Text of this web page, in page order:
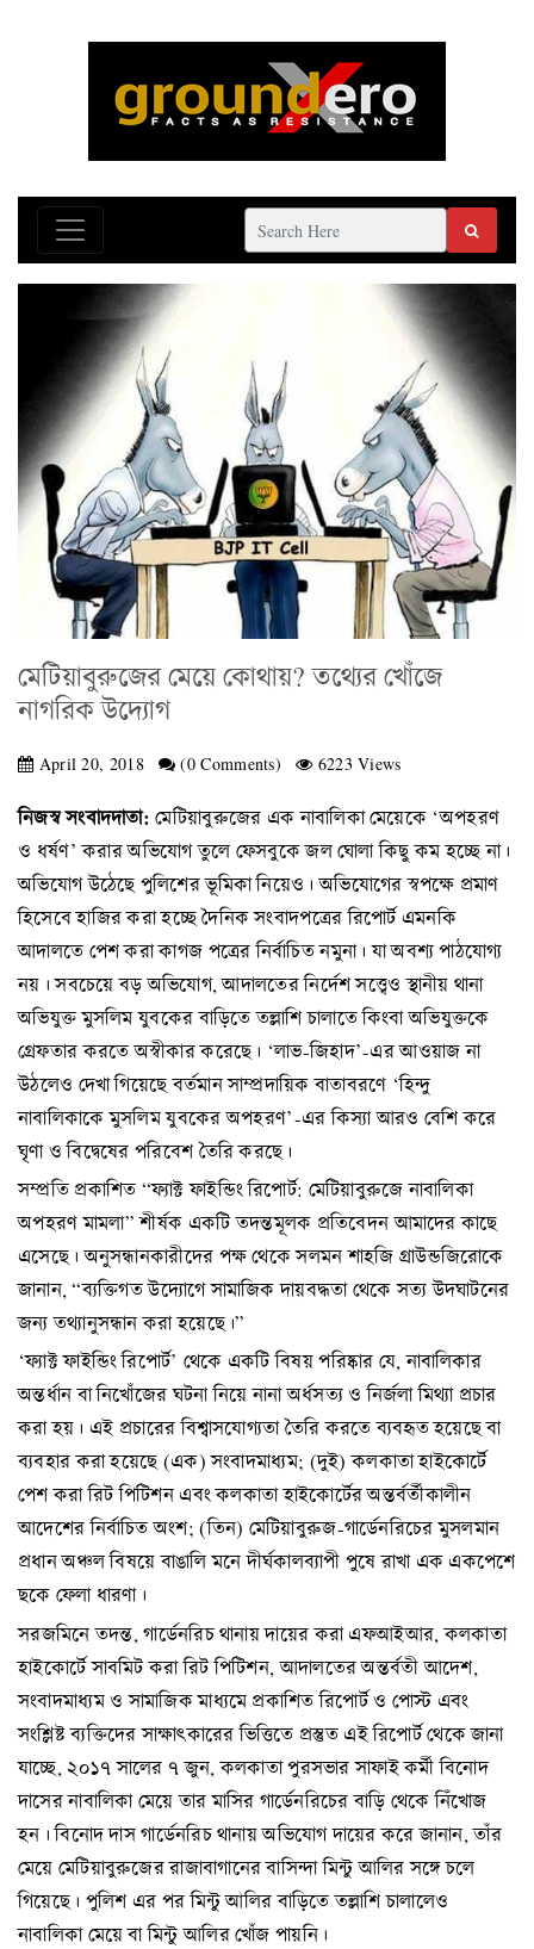
মেটিয়াবুরুজের মেয়ে কোথায়? তথ্যের খোঁজে
নাগরিক উদ্যোগ
April 20, 2018 (0 Comments) 6223 Views
নিজস্ব সংবাদদাতা: মেটিয়াবুরুজের এক নাবালিকা মেয়েকে ‘অপহরণ
ও ধর্ষণ’ করার অভিযোগ তুলে ফেসবুকে জল ঘোলা কিছু কম হচ্ছে না।
অভিযোগ উঠেছে পুলিশের ভূমিকা নিয়েও। অভিযোগের স্বপক্ষে প্রমাণ
হিসেবে হাজির করা হচ্ছে দৈনিক সংবাদপত্রের রিপোর্ট এমনকি
আদালতে পেশ করা কাগজ পত্রের নির্বাচিত নমুনা। যা অবশ্য পাঠযোগ্য
নয়। সবচেয়ে বড় অভিযোগ, আদালতের নির্দেশ সত্ত্বেও স্থানীয় থানা
অভিযুক্ত মুসলিম যুবকের বাড়িতে তল্লাশি চালাতে কিংবা অভিযুক্তকে
গ্রেফতার করতে অস্বীকার করেছে। ‘লাভ-জিহাদ’-এর আওয়াজ না
উঠলেও দেখা গিয়েছে বর্তমান সাম্প্রদায়িক বাতাবরণে ‘হিন্দু
নাবালিকাকে মুসলিম যুবকের অপহরণ’-এর কিস্যা আরও বেশি করে
ঘৃণা ও বিদ্বেষের পরিবেশ তৈরি করছে।
সম্প্রতি প্রকাশিত “ফ্যাক্ট ফাইন্ডিং রিপোর্ট: মেটিয়াবুরুজে নাবালিকা
অপহরণ মামলা” শীর্ষক একটি তদন্তমূলক প্রতিবেদন আমাদের কাছে
এসেছে। অনুসন্ধানকারীদের পক্ষ থেকে সলমন শাহজি গ্রাউন্ডজিরোকে
জানান, “ব্যক্তিগত উদ্যোগে সামাজিক দায়বদ্ধতা থেকে সত্য উদঘাটনের
জন্য তথ্যানুসন্ধান করা হয়েছে।”
‘ফ্যাক্ট ফাইন্ডিং রিপোর্ট’ থেকে একটি বিষয় পরিষ্কার যে, নাবালিকার
অন্তর্ধান বা নিখোঁজের ঘটনা নিয়ে নানা অর্ধসত্য ও নির্জলা মিথ্যা প্রচার
করা হয়। এই প্রচারের বিশ্বাসযোগ্যতা তৈরি করতে ব্যবহৃত হয়েছে বা
ব্যবহার করা হয়েছে (এক) সংবাদমাধ্যম; (দুই) কলকাতা হাইকোর্টে
পেশ করা রিট পিটিশন এবং কলকাতা হাইকোর্টের অন্তর্বর্তীকালীন
আদেশের নির্বাচিত অংশ; (তিন) মেটিয়াবুরুজ-গার্ডেনরিচের মুসলমান
প্রধান অঞ্চল বিষয়ে বাঙালি মনে দীর্ঘকালব্যাপী পুষে রাখা এক একপেশে
ছকে ফেলা ধারণা।
সরজমিনে তদন্ত, গার্ডেনরিচ থানায় দায়ের করা এফআইআর, কলকাতা
হাইকোর্টে সাবমিট করা রিট পিটিশন, আদালতের অন্তর্বতী আদেশ,
সংবাদমাধ্যম ও সামাজিক মাধ্যমে প্রকাশিত রিপোর্ট ও পোস্ট এবং
সংশ্লিষ্ট ব্যক্তিদের সাক্ষাৎকারের ভিত্তিতে প্রস্তুত এই রিপোর্ট থেকে জানা
যাচ্ছে, ২০১৭ সালের ৭ জুন, কলকাতা পুরসভার সাফাই কর্মী বিনোদ
দাসের নাবালিকা মেয়ে তার মাসির গার্ডেনরিচের বাড়ি থেকে নিঁখোজ
হন। বিনোদ দাস গার্ডেনরিচ থানায় অভিযোগ দায়ের করে জানান, তাঁর
মেয়ে মেটিয়াবুরুজের রাজাবাগানের বাসিন্দা মিন্টু আলির সঙ্গে চলে
গিয়েছে। পুলিশ এর পর মিন্টু আলির বাড়িতে তল্লাশি চালালেও
নাবালিকা মেয়ে বা মিন্টু আলির খোঁজ পায়নি।